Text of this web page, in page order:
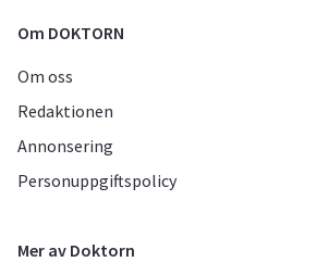
Om DOKTORN
Om oss
Redaktionen
Annonsering
Personuppgiftspolicy
Mer av Doktorn